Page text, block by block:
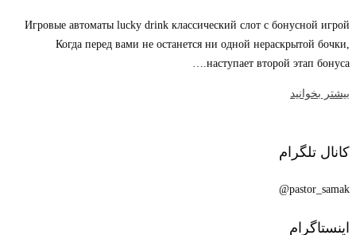
Игровые автоматы lucky drink классический слот с бонусной игрой
Когда перед вами не останется ни одной нераскрытой бочки,
наступает второй этап бонуса.…
بیشتر بخوانید
کانال تلگرام
pastor_samak@
اینستاگرام